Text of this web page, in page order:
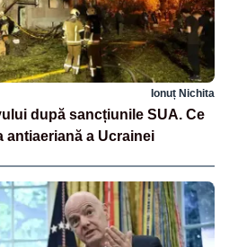
Ionuț Nichita
după sancțiunile SUA. Ce
antiaeriană a Ucrainei